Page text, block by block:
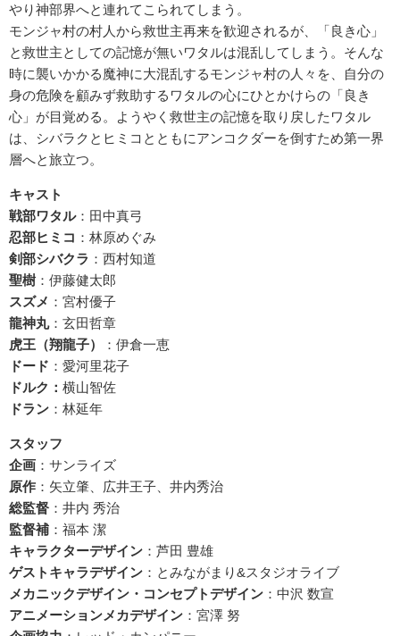
やり神部界へと連れてこられてしまう。
モンジャ村の村人から救世主再来を歓迎されるが、「良き心」
と救世主としての記憶が無いワタルは混乱してしまう。そんな
時に襲いかかる魔神に大混乱するモンジャ村の人々を、自分の
身の危険を顧みず救助するワタルの心にひとかけらの「良き
心」が目覚める。ようやく救世主の記憶を取り戻したワタル
は、シバラクとヒミコとともにアンコクダーを倒すため第一界
層へと旅立つ。
キャスト
戦部ワタル：田中真弓
忍部ヒミコ ：林原めぐみ
剣部シバクラ ：西村知道
聖樹 ：伊藤健太郎
スズメ ：宮村優子
龍神丸：玄田哲章
虎王（翔龍子）
：伊倉一恵
ドード ：愛河里花子
ドルク： 横山智佐
ドラン ：林延年
スタッフ
企画 ：サンライズ
原作 ：矢立肇、広井王子、井内秀治
総監督 ：井内 秀治
監督補 ：福本 潔
キャラクターデザイン ：芦田 豊雄
ゲストキャラデザイン ：とみながまり&スタジオライブ
メカニックデザイン・コンセプトデザイン ：中沢 数宣
アニメーションメカデザイン ：宮澤 努